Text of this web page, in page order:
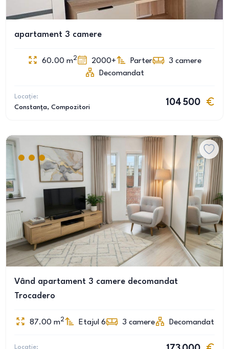
apartament 3 camere
60.00 m2 2000+ Parter 3 camere
Decomandat
Locație:
Constanța, Compozitori
104 500
Vând apartament 3 camere decomandat
Trocadero
87.00 m2 Etajul 6 3 camere Decomandat
Locație: